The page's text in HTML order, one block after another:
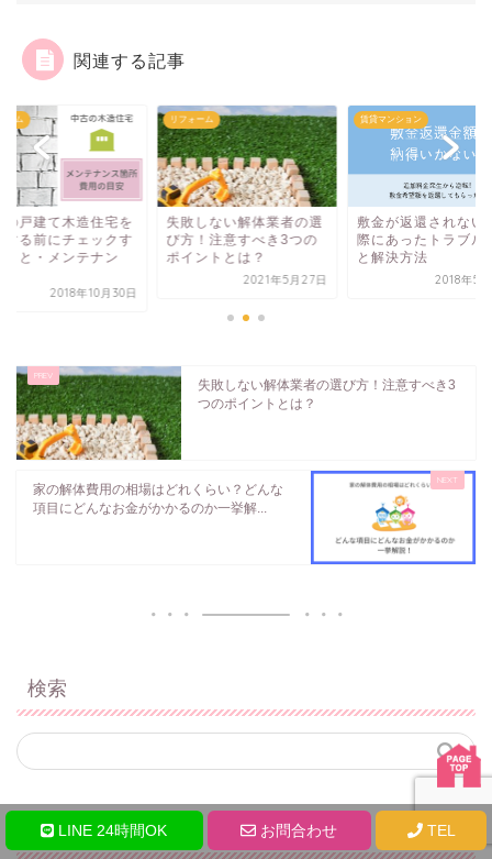
関連する記事
ーム
の戸建て木造住宅を
する前にチェックす
こと・メンテナン
2018年10月30日
リフォーム
失敗しない解体業者の選
び方！注意すべき3つの
ポイントとは？
2021年5月27日
賃貸マンション
敷金が返還されない
際にあったトラブル
と解決方法
2018年5
失敗しない解体業者の選び方！注意すべき3
つのポイントとは？
家の解体費用の相場はどれくらい？どんな
項目にどんなお金がかかるのか一挙解...
検索
カテゴリー
LINE 24時間OK お問合わせ TEL